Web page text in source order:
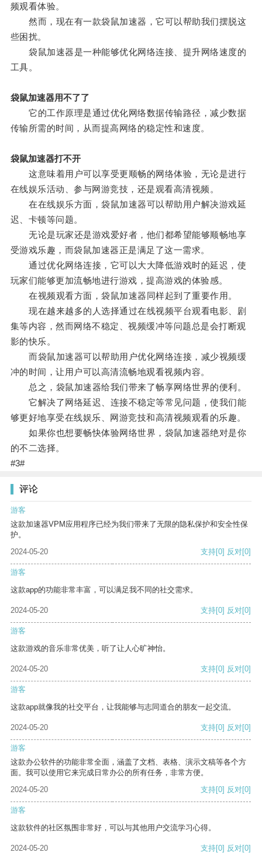
频观看体验。
然而，现在有一款袋鼠加速器，它可以帮助我们摆脱这
些困扰。
袋鼠加速器是一种能够优化网络连接、提升网络速度的
工具。
袋鼠加速器用不了了
它的工作原理是通过优化网络数据传输路径，减少数据
传输所需的时间，从而提高网络的稳定性和速度。
袋鼠加速器打不开
这意味着用户可以享受更顺畅的网络体验，无论是进行
在线娱乐活动、参与网游竞技，还是观看高清视频。
在在线娱乐方面，袋鼠加速器可以帮助用户解决游戏延
迟、卡顿等问题。
无论是玩家还是游戏爱好者，他们都希望能够顺畅地享
受游戏乐趣，而袋鼠加速器正是满足了这一需求。
通过优化网络连接，它可以大大降低游戏时的延迟，使
玩家们能够更加流畅地进行游戏，提高游戏的体验感。
在视频观看方面，袋鼠加速器同样起到了重要作用。
现在越来越多的人选择通过在线视频平台观看电影、剧
集等内容，然而网络不稳定、视频缓冲等问题总是会打断观
影的快乐。
而袋鼠加速器可以帮助用户优化网络连接，减少视频缓
冲的时间，让用户可以高清流畅地观看视频内容。
总之，袋鼠加速器给我们带来了畅享网络世界的便利。
它解决了网络延迟、连接不稳定等常见问题，使我们能
够更好地享受在线娱乐、网游竞技和高清视频观看的乐趣。
如果你也想要畅快体验网络世界，袋鼠加速器绝对是你
的不二选择。
#3#
评论
游客
这款加速器VPM应用程序已经为我们带来了无限的隐私保护和安全性保
护。
2024-05-20
支持[0] 反对[0]
游客
这款app的功能非常丰富，可以满足我不同的社交需求。
2024-05-20 支持[0] 反对[0]
游客
这款游戏的音乐非常优美，听了让人心旷神怡。
2024-05-20 支持[0] 反对[0]
游客
这款app就像我的社交平台，让我能够与志同道合的朋友一起交流。
2024-05-20 支持[0] 反对[0]
游客
这款办公软件的功能非常全面，涵盖了文档、表格、演示文稿等各个方
面。我可以使用它来完成日常办公的所有任务，非常方便。
2024-05-20
支持[0] 反对[0]
游客
这款软件的社区氛围非常好，可以与其他用户交流学习心得。
2024-05-20 支持[0] 反对[0]